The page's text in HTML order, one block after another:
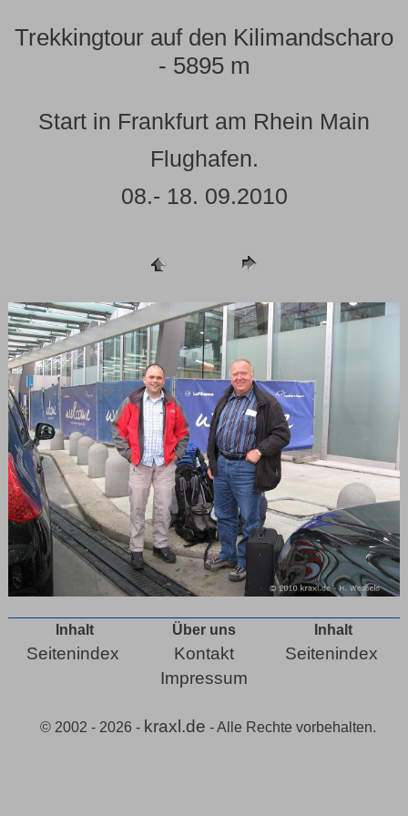
Trekkingtour auf den Kilimandscharo
- 5895 m
Start in Frankfurt am Rhein Main
Flughafen.
08.- 18. 09.2010
Inhalt
Seitenindex
Über uns
Kontakt
Impressum
Inhalt
Seitenindex
© 2002 - 2026 - kraxl.de - Alle Rechte vorbehalten.